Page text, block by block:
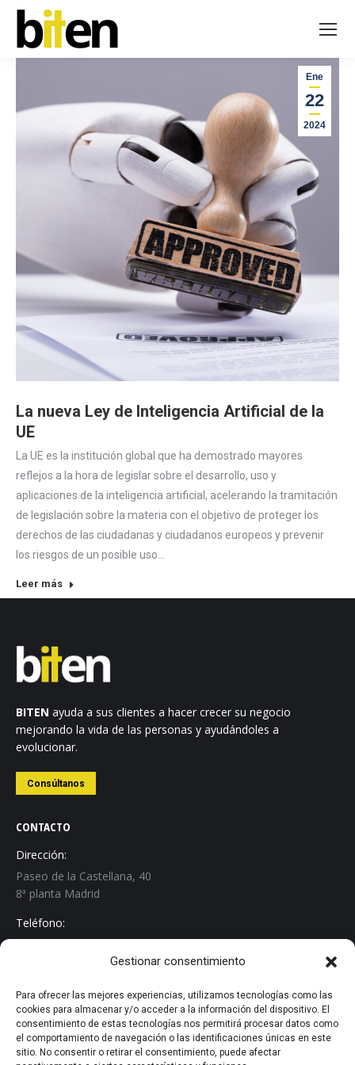
Gestionar consentimiento
Para ofrecer las mejores experiencias, utilizamos tecnologías como las
cookies para almacenar y/o acceder a la información del dispositivo. El
consentimiento de estas tecnologías nos permitirá procesar datos como
el comportamiento de navegación o las identificaciones únicas en este
sitio. No consentir o retirar el consentimiento, puede afectar
Ene
22
2024
La nueva Ley de Inteligencia Artificial de la
UE
La UE es la institución global que ha demostrado mayores
reflejos a la hora de legislar sobre el desarrollo, uso y
aplicaciones de la inteligencia artificial, acelerando la tramitación
de legislación sobre la materia con el objetivo de proteger los
derechos de las ciudadanas y ciudadanos europeos y prevenir
los riesgos de un posible uso…
Leer más
BITEN ayuda a sus clientes a hacer crecer su negocio
mejorando la vida de las personas y ayudándoles a
evolucionar.
Consúltanos
CONTACTO
Dirección:
Paseo de la Castellana, 40
8ª planta Madrid
Teléfono:
+34 913 267 529
info@biten.es
Encuéntranos en:
Linkedin
page